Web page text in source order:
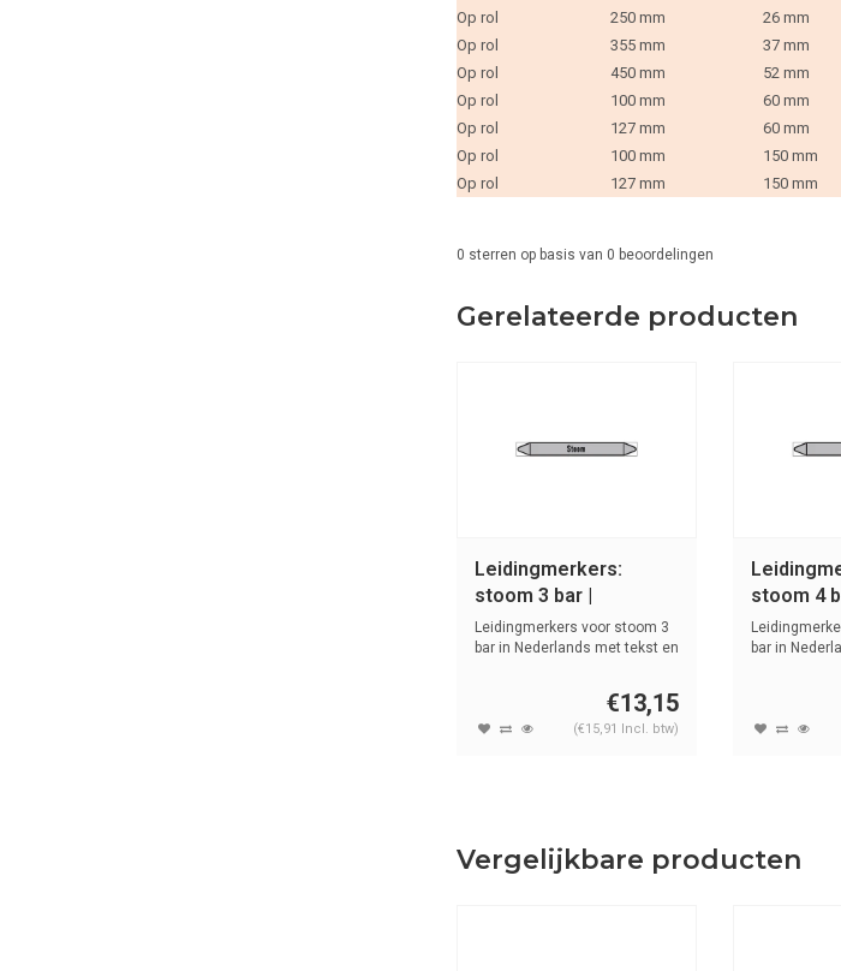
Op rol
250 mm 26 mm
Op rol
355 mm 37 mm
Op rol
450 mm 52 mm
Op rol
100 mm 60 mm
Op rol
127 mm 60 mm
Op rol
100 mm 150 mm
Op rol
127 mm 150 mm
0 sterren op basis van 0 beoordelingen
Gerelateerde producten
Leidingmerkers:
stoom 3 bar |
Nederlands | Stoom
Leidingmerkers voor stoom 3
bar in Nederlands met tekst en
€13,15
(€15,91 Incl. btw)
stoom 4
bar in
Vergelijkbare producten